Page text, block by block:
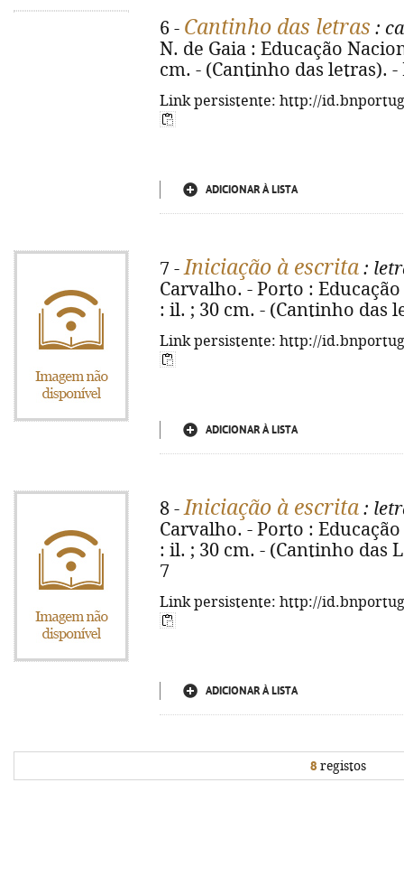
6 - Cantinho das letras :
N. de Gaia : Educação
cm. - (Cantinho das letras). -
Link persistente: http://
ADICIONAR À LISTA
7 -Iniciação à escrita :
Carvalho. - Porto :
: il. ; 30 cm. - (Cantinho das
Link persistente: http://
ADICIONAR À LISTA
8 -Iniciação à escrita :
Carvalho. - Porto :
: il. ; 30 cm. - (Cantinho das
7
Link persistente: http://
ADICIONAR À LISTA
8 registos